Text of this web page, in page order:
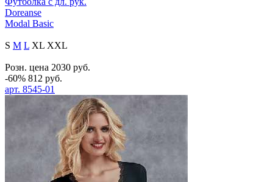
Doreanse
Modal Basic
S M L XL XXL
Розн. цена 2030 руб.
-60% 812 руб.
арт. 8545-01